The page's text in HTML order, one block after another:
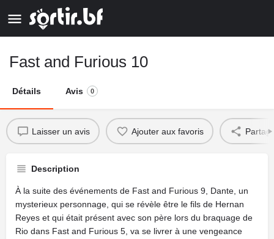
Fast and Furious 10
Détails Avis 0
Laisser un avis Ajouter aux favoris
Description
À la suite des événements de Fast and Furious 9, Dante, un
mysterieux personnage, qui se révèle être le fils de Hernan
Reyes et qui était présent avec son père lors du braquage de
Rio dans Fast and Furious 5, va se livrer à une vengeance